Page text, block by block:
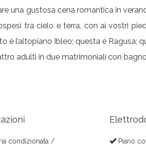
una gustosa cena romantica in
tra cielo e terra, con ai vostri
è l’altopiano Ibleo; questa è Ragusa;
adulti in due matrimoniali con
condizionata /
Piano